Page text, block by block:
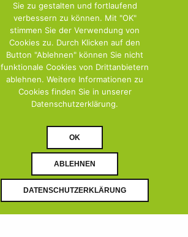
DOWNLOAD(0)
DOWNLOAD PDF(0)
Sie zu gestalten und fortlaufend
verbessern zu können. Mit "OK"
stimmen Sie der Verwendung von
Cookies zu. Durch Klicken auf den
Button "Ablehnen" können Sie nicht
funktionale Cookies von Drittanbietern
ablehnen. Weitere Informationen zu
Cookies finden Sie in unserer
Datenschutzerklärung.
OK
ABLEHNEN
DATENSCHUTZERKLÄRUNG